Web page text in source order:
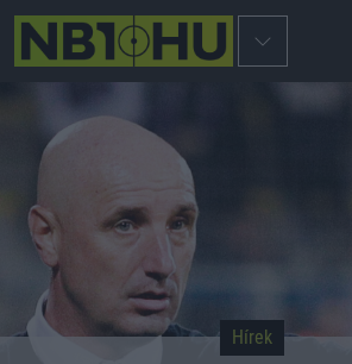
Hírek